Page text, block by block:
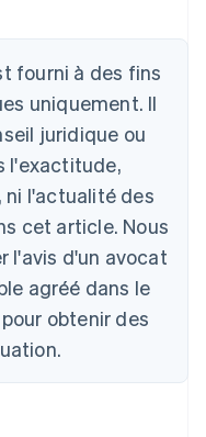
fourni à des fins
uniquement. Il
juridique ou
l'exactitude,
ni l'actualité des
cet article. Nous
l'avis d'un avocat
agréé dans le
obtenir des